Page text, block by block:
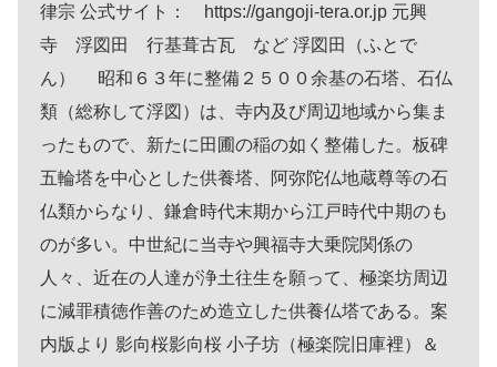
律宗 公式サイト： https://gangoji-tera.or.jp 元興
寺 浮図田 行基葺古瓦 など 浮図田（ふとで
ん） 昭和６３年に整備２５００余基の石塔、石仏
類（総称して浮図）は、寺内及び周辺地域から集ま
ったもので、新たに田圃の稲の如く整備した。板碑
五輪塔を中心とした供養塔、阿弥陀仏地蔵尊等の石
仏類からなり、鎌倉時代末期から江戸時代中期のも
のが多い。中世紀に当寺や興福寺大乗院関係の
人々、近在の人達が浄土往生を願って、極楽坊周辺
に減罪積徳作善のため造立した供養仏塔である。案
内版より 影向桜影向桜 小子坊（極楽院旧庫裡）＆